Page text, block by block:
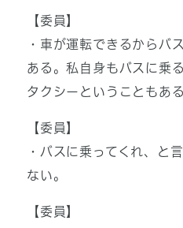
【委員】
・車が運転できるからバ
ある。私自身もバスに乗
タクシーということもある
【委員】
・バスに乗ってくれ、と
ない。
【委員】